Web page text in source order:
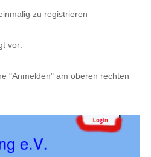
zu registrieren
vor:
"Anmelden" am oberen rechten